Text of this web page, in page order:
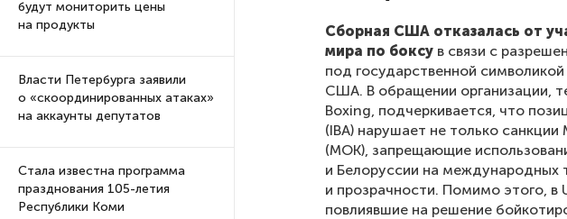
будут мониторить цены
на продукты
Власти Петербурга заявили
о «скоординированных атаках»
на аккаунты депутатов
Стала известна программа
празднования 105-летия
Республики Коми
Сборная США отказалась от
мира по боксу в связи с
под государственной
США. В обращении организации,
Boxing, подчеркивается, что
(IBA) нарушает не только
(МОК), запрещающие
и Белоруссии на международных
и прозрачности. Помимо этого, в
повлиявшие на решение